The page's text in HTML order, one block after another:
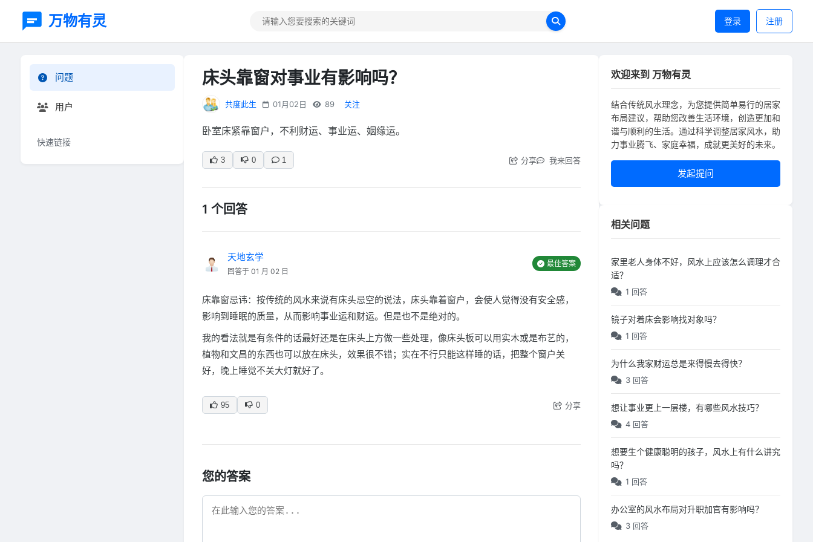
万物有灵 登录 注册
问题
用户
快速链接
床头靠窗对事业有影响吗？
共度此生 01月02日 89 关注
卧室床紧靠窗户，不利财运、事业运、姻缘运。
3 0 1 分享 我来回答
1 个回答
天地玄学
回答于 01 月 02 日
最佳答案
床靠窗忌讳：按传统的风水来说有床头忌空的说法，床头靠着窗户，会使人觉得没有安全感，
影响到睡眠的质量，从而影响事业运和财运。但是也不是绝对的。
我的看法就是有条件的话最好还是在床头上方做一些处理，像床头板可以用实木或是布艺的，
植物和文昌的东西也可以放在床头，效果很不错；实在不行只能这样睡的话，把整个窗户关
好，晚上睡觉不关大灯就好了。
95 0 分享
您的答案
欢迎来到 万物有灵
结合传统风水理念，为您提供简单易行的居家
布局建议，帮助您改善生活环境，创造更加和
谐与顺利的生活。通过科学调整居家风水，助
力事业腾飞、家庭幸福，成就更美好的未来。
发起提问
相关问题
家里老人身体不好，风水上应该怎么调理才合
适？
1 回答
镜子对着床会影响找对象吗？
1 回答
为什么我家财运总是来得慢去得快？
3 回答
想让事业更上一层楼，有哪些风水技巧？
4 回答
想要生个健康聪明的孩子，风水上有什么讲究
吗？
1 回答
办公室的风水布局对升职加官有影响吗？
3 回答